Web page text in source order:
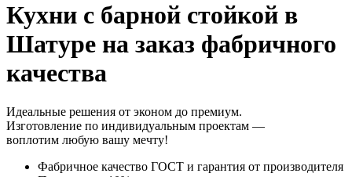
Кухни с барной стойкой в
Шатуре на заказ фабричного
качества
Идеальные решения от эконом до премиум.
Изготовление по индивидуальным проектам —
воплотим любую вашу мечту!
Фабричное качество ГОСТ и гарантия от производителя